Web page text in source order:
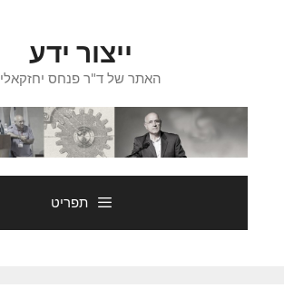
ייצור ידע
האתר של ד"ר פנחס יחזקאלי
תפריט